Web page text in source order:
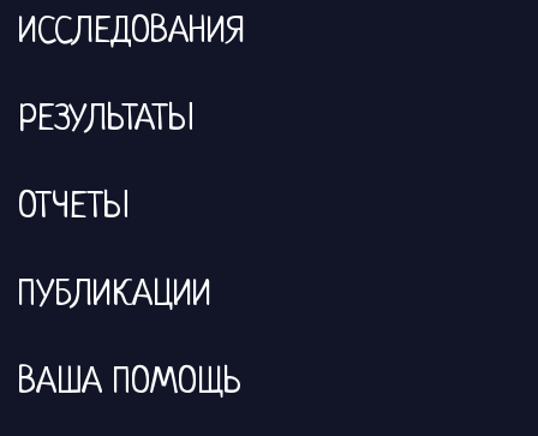
ИССЛЕДОВАНИЯ
РЕЗУЛЬТАТЫ
ОТЧЕТЫ
ПУБЛИКАЦИИ
ВАША ПОМОЩЬ